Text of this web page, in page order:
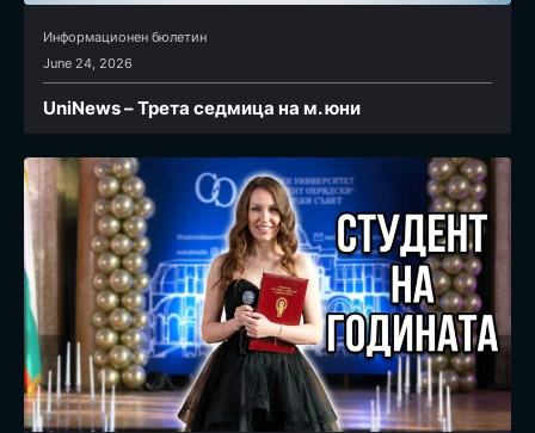
Информационен бюлетин
June 24, 2026
UniNews – Трета седмица на м. юни